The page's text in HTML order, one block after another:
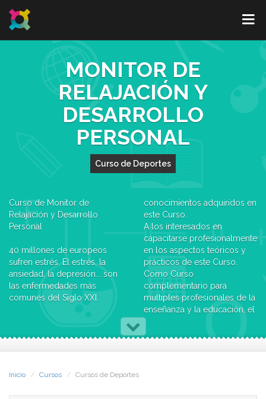
MONITOR DE
RELAJACIÓN Y
DESARROLLO
PERSONAL
Curso de Deportes
Curso de Monitor de
Relajación y Desarrollo
Personal
40 millones de europeos
sufren estrés. El estrés, la
ansiedad, la depresión... son
las enfermedades más
comunes del Siglo XXI.
conocimientos adquiridos en
este Curso.
A los interesados en
capacitarse profesionalmente
en los aspectos teóricos y
prácticos de este Curso.
Como Curso
complementario para
múltiples profesionales de la
enseñanza y la educación, el
deporte, la estética, la
medicina, la psicología y las
Inicio Cursos Cursos de Deportes